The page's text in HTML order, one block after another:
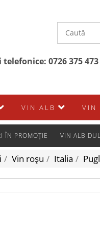
telefonice: 0726 375 473
VIN ALB VIN
ÎN PROMOȚIE VIN ALB
/ Vin roșu / Italia /